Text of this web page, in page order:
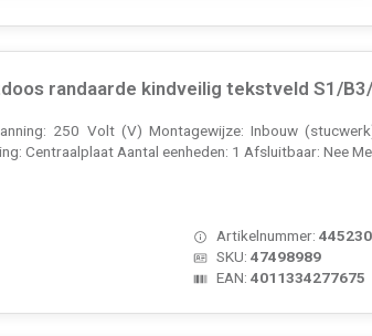
randaarde kindveilig tekstveld S1/
250 Volt (V) Montagewijze: Inbouw
Centraalplaat Aantal eenheden: 1 Afsluitbaar: Nee
Artikelnummer:445230
SKU:47498989
EAN:4011334277675